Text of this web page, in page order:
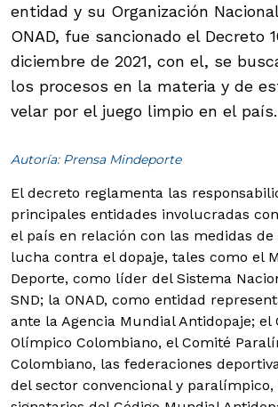
entidad y su Organización
ONAD, fue sancionado el Decreto
diciembre de 2021, con el, se
los procesos en la materia y de
velar por el juego limpio en el país.
Autoría: Prensa Mindeporte
El decreto reglamenta las
principales entidades involucradas
el país en relación con las medidas de
lucha contra el dopaje, tales como el
Deporte, como líder del Sistema
SND; la ONAD, como entidad
ante la Agencia Mundial Antidopaje; el
Olímpico Colombiano, el Comité
Colombiano, las federaciones
del sector convencional y paralímpico,